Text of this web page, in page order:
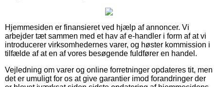
Hjemmesiden er finansieret ved hjælp af annoncer. Vi
arbejder tæt sammen med et hav af e-handler i form af at vi
introducerer virksomhedernes varer, og høster kommission i
tilfælde af at en af vores besøgende fuldfører en handel.
Vejledning om varer og online forretninger opdateres tit, men
det er umuligt for os at give garantier imod forandringer der